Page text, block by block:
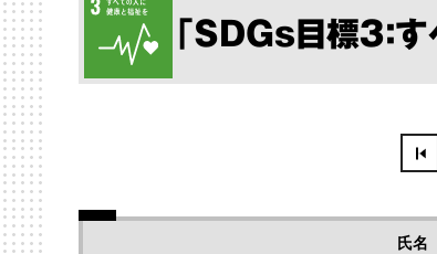
「SDGs目標３
氏名